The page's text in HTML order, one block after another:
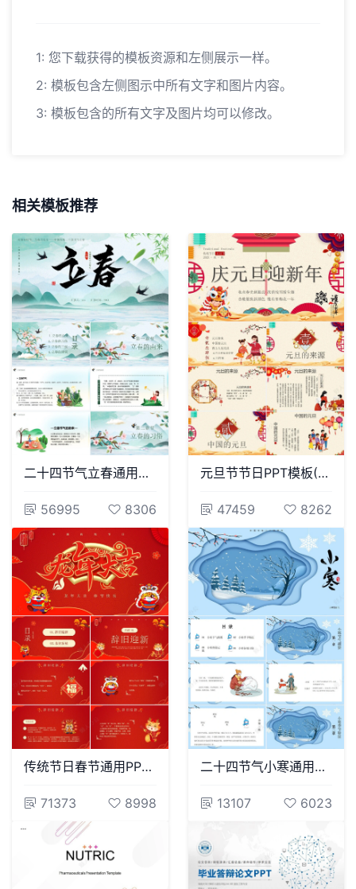
1: 您下载获得的模板资源和左侧展示一样。
2: 模板包含左侧图示中所有文字和图片内容。
3: 模板包含的所有文字及图片均可以修改。
相关模板推荐
二十四节气立春通用PPT模板(16)
56995 8306
元旦节节日PPT模板(13)
47459 8262
传统节日春节通用PPT模板(15)
71373 8998
二十四节气小寒通用PPT模板(44)
13107 6023